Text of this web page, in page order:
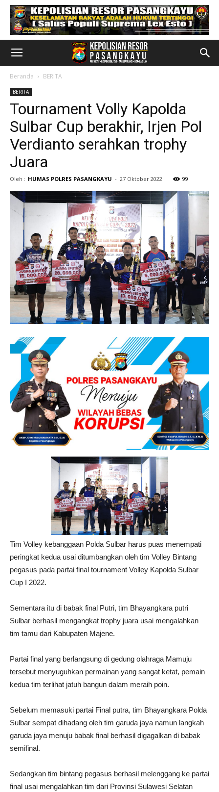
Beranda BERITA
BERITA
Tournament Volly Kapolda
Sulbar Cup berakhir, Irjen Pol
Verdianto serahkan trophy
Juara
Oleh : HUMAS POLRES PASANGKAYU - 27 Oktober 2022 99
Tim Volley kebanggaan Polda Sulbar harus puas menempati
peringkat kedua usai ditumbangkan oleh tim Volley Bintang
pegasus pada partai final tournament Volley Kapolda Sulbar
Cup I 2022.
Sementara itu di babak final Putri, tim Bhayangkara putri
Sulbar berhasil mengangkat trophy juara usai mengalahkan
tim tamu dari Kabupaten Majene.
Partai final yang berlangsung di gedung olahraga Mamuju
tersebut menyuguhkan permainan yang sangat ketat, pemain
kedua tim terlihat jatuh bangun dalam meraih poin.
Sebelum memasuki partai Final putra, tim Bhayangkara Polda
Sulbar sempat dihadang oleh tim garuda jaya namun langkah
garuda jaya menuju babak final berhasil digagalkan di babak
semifinal.
Sedangkan tim bintang pegasus berhasil melenggang ke partai
final usai mengalahkan tim dari Provinsi Sulawesi Selatan